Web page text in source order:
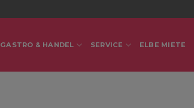
GASTRO & HANDEL SERVICE ELBE MIETE